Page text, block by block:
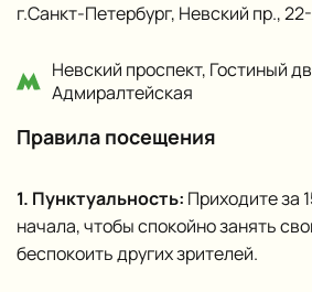
г.Санкт‑Петербург, Невский пр.,
Невский проспект, Гостиный
Адмиралтейская
Правила посещения
1. Пунктуальность: Приходите за
начала, чтобы спокойно занять
беспокоить других зрителей.